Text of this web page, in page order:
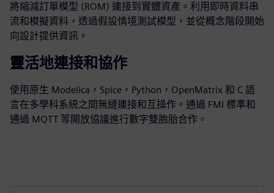
將縮減訂單模型 (ROM) 連接到實體資產。利用即時資料串
流和模擬資料，透過假設情境測試模型，並從概念階段開始
向設計提供資訊。
靈活地連接和協作
使用原生 Modelica，Spice，Python，OpenMatrix 和 C 語
言在多學科系統之間無縫連接和互操作。通過 FMI 標準和
通過 MQTT 等開放協議進行數字雙胞胎合作。